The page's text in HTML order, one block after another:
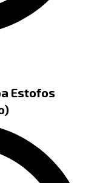
Estofos